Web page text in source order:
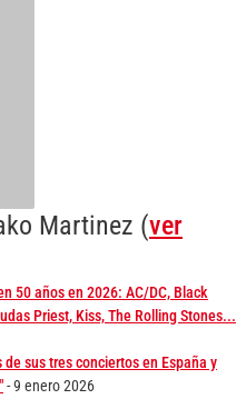
Martinez (ver
50 años en 2026: AC/DC, Black
Priest, Kiss, The Rolling Stones...
sus tres conciertos en España y
- 9 enero 2026